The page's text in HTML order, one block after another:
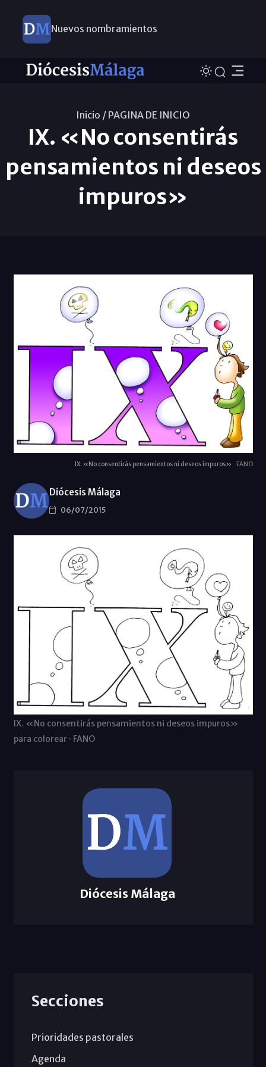
Nuevos nombramientos
Inicio / PAGINA DE INICIO
IX. «No consentirás
pensamientos ni deseos
impuros»
IX. «No consentirás pensamientos ni deseos impuros» FANO
Diócesis Málaga
06/07/2015
IX. «No consentirás pensamientos ni deseos impuros»
para colorear · FANO
Diócesis Málaga
Secciones
Prioridades pastorales
Agenda